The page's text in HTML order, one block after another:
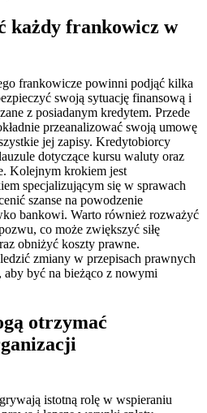
każdy frankowicz w
frankowicze powinni podjąć kilka
swoją sytuację finansową i
z posiadanym kredytem. Przede
przeanalizować swoją umowę
jej zapisy. Kredytobiorcy
dotyczące kursu waluty oraz
Kolejnym krokiem jest
specjalizującym się w sprawach
szanse na powodzenie
bankowi. Warto również rozważyć
co może zwiększyć siłę
obniżyć koszty prawne.
zmiany w przepisach prawnych
być na bieżąco z nowymi
otrzymać
istotną rolę w wspieraniu